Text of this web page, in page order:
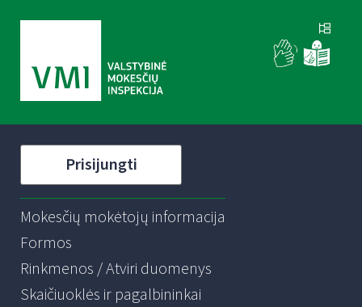
Prisijungti
Mokesčių mokėtojų informacija
Formos
Rinkmenos / Atviri duomenys
Skaičiuoklės ir pagalbininkai